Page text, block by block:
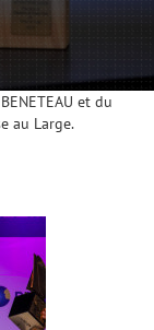
et du
au Large.